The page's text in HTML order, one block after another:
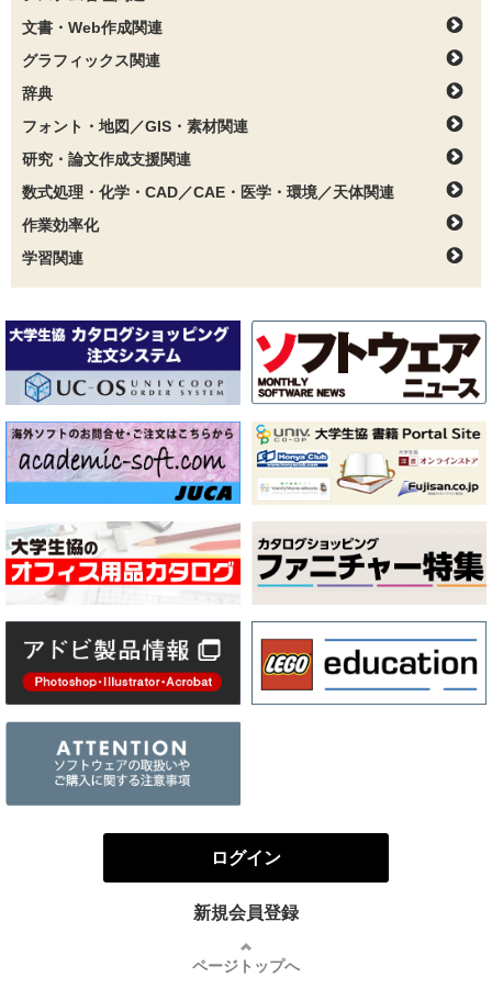
文書・Web作成関連
グラフィックス関連
辞典
フォント・地図／GIS・素材関連
研究・論文作成支援関連
数式処理・化学・CAD／CAE・医学・環境／天体関連
作業効率化
学習関連
ログイン
新規会員登録
ページトップへ